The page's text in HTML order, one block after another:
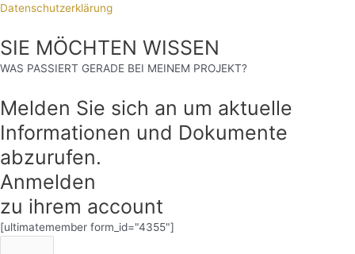
Datenschutzerklärung
SIE MÖCHTEN WISSEN
WAS PASSIERT GERADE BEI MEINEM PROJEKT?
Melden Sie sich an um aktuelle
Informationen und Dokumente
abzurufen.
Anmelden
zu ihrem account
[ultimatemember form_id="4355"]